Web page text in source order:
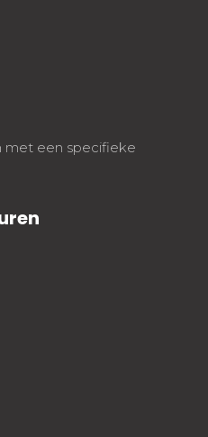
met een specifieke